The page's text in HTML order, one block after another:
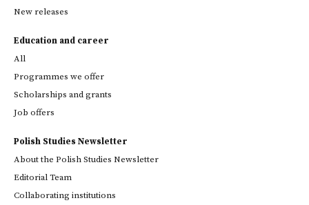
New releases
Education and career
All
Programmes we offer
Scholarships and grants
Job offers
Polish Studies Newsletter
About the Polish Studies Newsletter
Editorial Team
Collaborating institutions